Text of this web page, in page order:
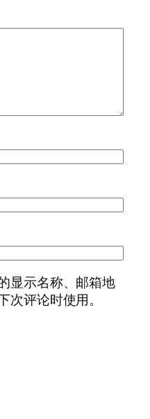
显示名称、邮箱地
评论时使用。